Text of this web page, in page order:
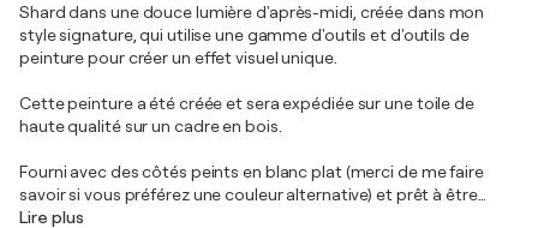
Shard dans une douce lumière d'après-midi, créée dans mon
style signature, qui utilise une gamme d'outils et d'outils de
peinture pour créer un effet visuel unique.
Cette peinture a été créée et sera expédiée sur une toile de
haute qualité sur un cadre en bois.
Fourni avec des côtés peints en blanc plat (merci de me faire
savoir si vous préférez une couleur alternative) et prêt à être…
Lire plus